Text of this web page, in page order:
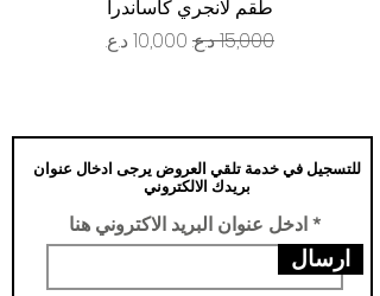
طقم لانجري كاساندرا
سعر عادي سعر البيع
للتسجيل في خدمة تلقي العروض يرجى ادخال عنوان
بريدك الالكتروني
ادخل عنوان البريد الاكتروني هنا
ارسال